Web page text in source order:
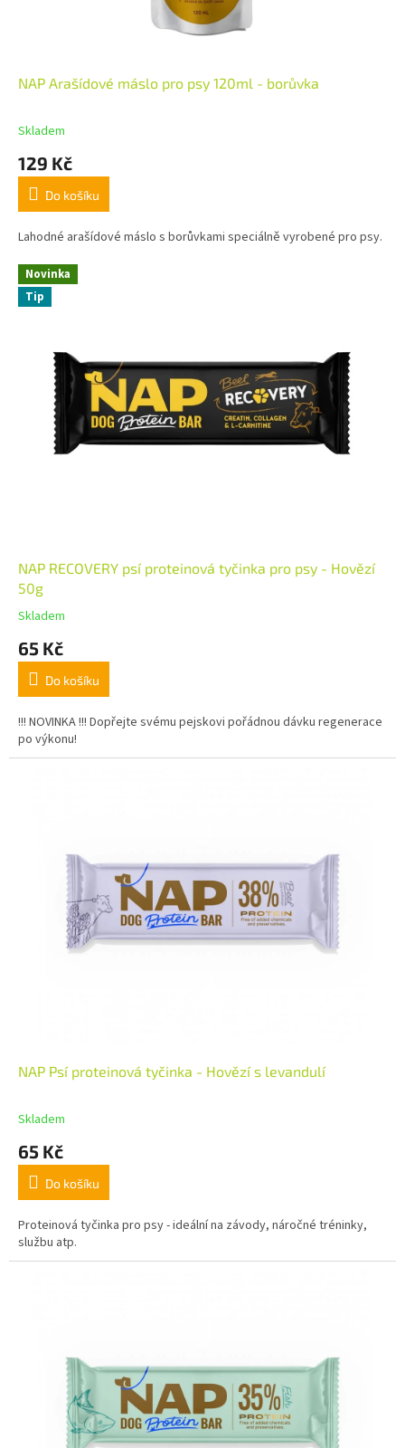
NAP Arašídové máslo pro psy 120ml - borůvka
Skladem
129 Kč
Do košíku
Lahodné arašídové máslo s borůvkami speciálně vyrobené pro psy.
Novinka
Tip
NAP RECOVERY psí proteinová tyčinka pro psy - Hovězí
50g
Skladem
65 Kč
Do košíku
!!! NOVINKA !!! Dopřejte svému pejskovi pořádnou dávku regenerace
po výkonu!
NAP Psí proteinová tyčinka - Hovězí s levandulí
Skladem
65 Kč
Do košíku
Proteinová tyčinka pro psy - ideální na závody, náročné tréninky,
službu atp.